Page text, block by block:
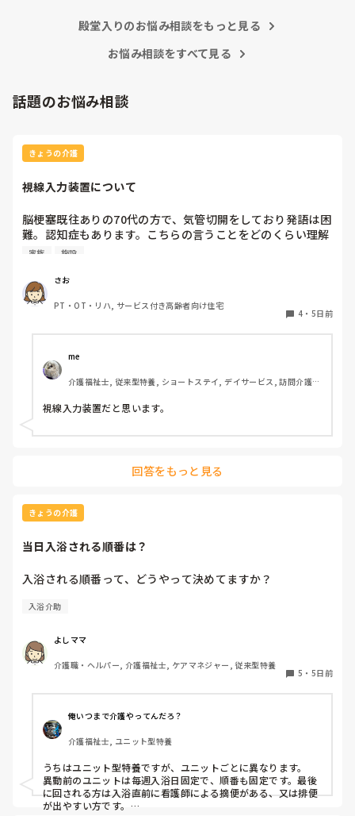
殿堂入りのお悩み相談をもっと見る
お悩み相談をすべて見る
話題のお悩み相談
きょうの介護
視線入力装置について
脳梗塞既往ありの70代の方で、気管切開をしており発語は困
難。認知症もあります。こちらの言うことをどのくらい理解
しているかは不明ですが、問いかけに頷くことはよくありま
られます。この前ケアマネの方からお話しを聞いたら、視線
入力装置？を導入したいと息子さんがおっしゃっているそう
です。そこで、施設などで実際使われている利用者の方がい
なせるものなのかお聞きしたいです。
家族 施設
さお
PT・OT・リハ, サービス付き高齢者向け住宅
4 ・ 5日前
me
介護福祉士, 従来型特養, ショートステイ, デイサービス, 訪問介護,
視線入力装置だと思います。
回答をもっと見る
きょうの介護
当日入浴される順番は？
入浴される順番って、どうやって決めてますか？
入浴介助
よしママ
介護職・ヘルパー, 介護福祉士, ケアマネジャー, 従来型特養
5 ・ 5日前
俺いつまで介護やってんだろ？
介護福祉士, ユニット型特養
うちはユニット型特養ですが、ユニットごとに異なります。
異動前のユニットは毎週入浴日固定で、順番も固定です。最後
に回される方は入浴直前に看護師による摘便がある、又は排便
が出やすい方です。